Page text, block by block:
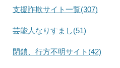
支援詐欺サイト一覧(307)
芸能人なりすまし(51)
閉鎖、行方不明サイト(42)